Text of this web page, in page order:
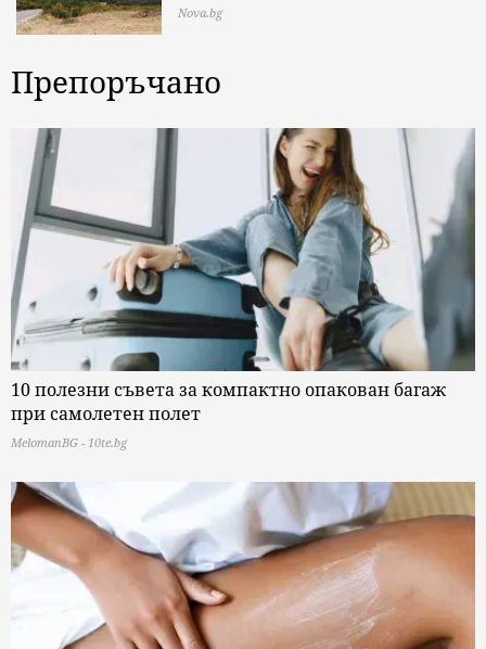
Nova.bg
Препоръчано
10 полезни съвета за компактно опакован багаж
при самолетен полет
MelomanBG - 10te.bg